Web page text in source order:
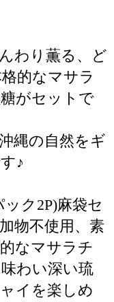
わり薫る、ど
的なマサラ
がセットで
縄の自然をギ
♪
ク2P)麻袋セ
物不使用、素
なマサラチ
わい深い琉
イを楽しめ